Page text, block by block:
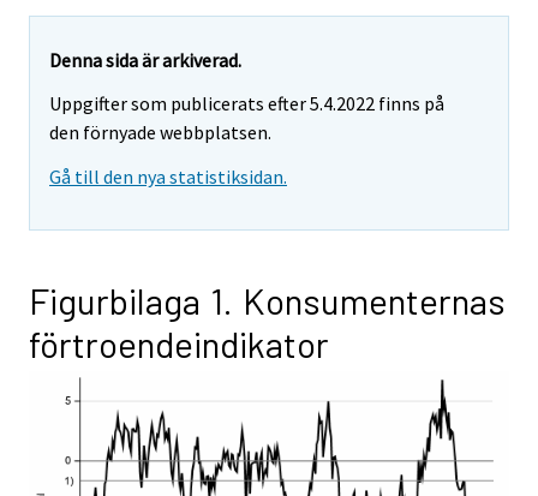
Denna sida är arkiverad.
Uppgifter som publicerats efter 5.4.2022 finns på
den förnyade webbplatsen.
Gå till den nya statistiksidan.
Figurbilaga 1. Konsumenternas
förtroendeindikator